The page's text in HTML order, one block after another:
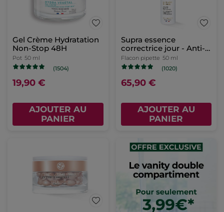
Gel Crème Hydratation
Non-Stop 48H
Pot 50 ml
(1504)
19,90 €
AJOUTER AU
PANIER
Supra essence
correctrice jour - Anti-
Âge Global
Flacon pipette 50 ml
(1020)
65,90 €
AJOUTER AU
PANIER